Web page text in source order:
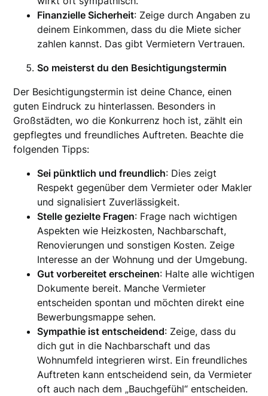
Finanzielle Sicherheit: Zeige durch Angaben zu
deinem Einkommen, dass du die Miete sicher
zahlen kannst. Das gibt Vermietern Vertrauen.
So meisterst du den Besichtigungstermin
Der Besichtigungstermin ist deine Chance, einen
guten Eindruck zu hinterlassen. Besonders in
Großstädten, wo die Konkurrenz hoch ist, zählt ein
gepflegtes und freundliches Auftreten. Beachte die
folgenden Tipps:
Sei pünktlich und freundlich: Dies zeigt
Respekt gegenüber dem Vermieter oder Makler
und signalisiert Zuverlässigkeit.
Stelle gezielte Fragen: Frage nach wichtigen
Aspekten wie Heizkosten, Nachbarschaft,
Renovierungen und sonstigen Kosten. Zeige
Interesse an der Wohnung und der Umgebung.
Gut vorbereitet erscheinen: Halte alle wichtigen
Dokumente bereit. Manche Vermieter
entscheiden spontan und möchten direkt eine
Bewerbungsmappe sehen.
Sympathie ist entscheidend: Zeige, dass du
dich gut in die Nachbarschaft und das
Wohnumfeld integrieren wirst. Ein freundliches
Auftreten kann entscheidend sein, da Vermieter
oft auch nach dem „Bauchgefühl“ entscheiden.